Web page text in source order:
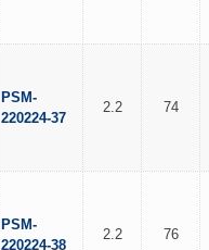
PSM-
220224-37
2.2 74
PSM-
220224-38
2.2 76